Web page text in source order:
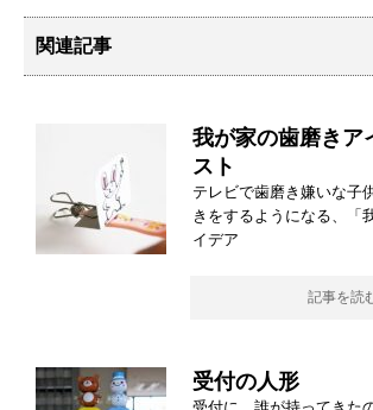
関連記事
我が家の歯磨きア
スト
テレビで歯磨き嫌いな子
きをするようになる、「
イデア
記事を読
受付の人形